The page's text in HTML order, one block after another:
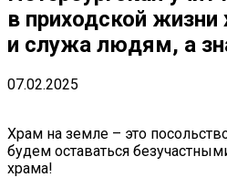
в приходской
и служа людям, а
07.02.2025
Храм на земле – это
будем оставаться
храма!